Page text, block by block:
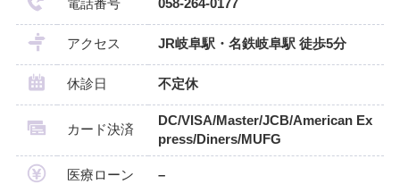
電話番号 058-264-0177
アクセス JR岐阜駅・名鉄岐阜駅 徒歩5分
休診日 不定休
カード決済
DC/VISA/Master/JCB/American Ex
press/Diners/MUFG
医療ローン –